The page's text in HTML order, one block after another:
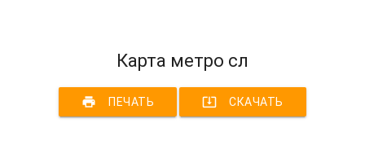
Карта метро сл
print ПЕЧАТЬ system_update_alt СКАЧАТЬ